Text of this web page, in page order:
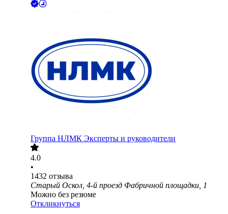
Группа НЛМК Эксперты и руководители
4.0
•
1432 отзыва
Старый Оскол, 4-й проезд Фабричной площадки, 1
Можно без резюме
Откликнуться